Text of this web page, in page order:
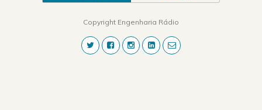
Copyright Engenharia Rádio